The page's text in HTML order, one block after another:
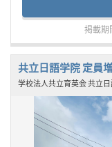
掲載
共立日語学院 定員
学校法人共立育英会 共立